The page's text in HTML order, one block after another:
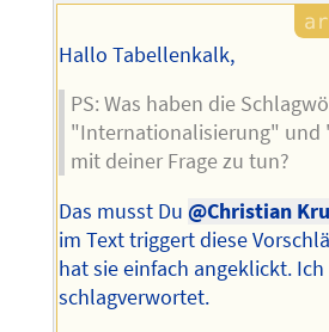
Hallo Tabellenkalk,
PS: Was haben die
"Internationalisierung" und
mit deiner Frage zu tun?
Das musst Du@Christian
im Text triggert diese
hat sie einfach angeklickt.
schlagverwortet.